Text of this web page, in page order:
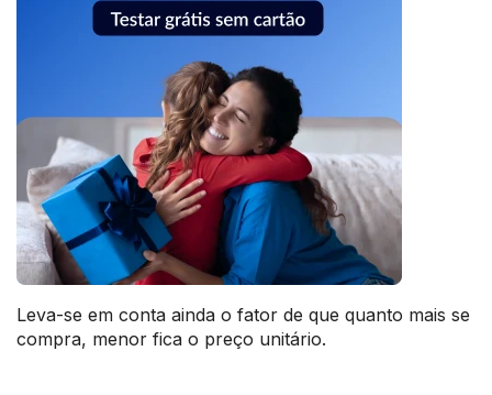
Leva-se em conta ainda o fator de que quanto mais se
compra, menor fica o preço unitário.